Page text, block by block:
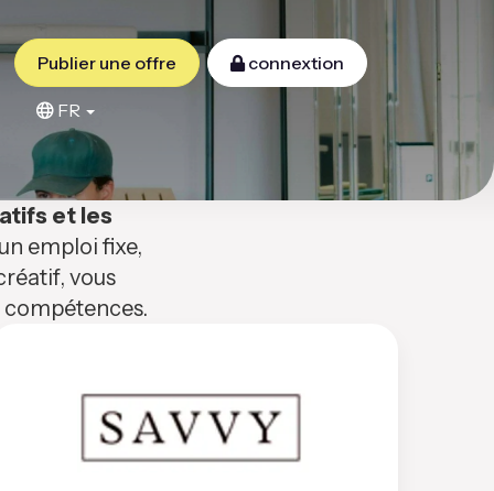
Publier une offre connextion
FR
et les
emploi fixe,
vous